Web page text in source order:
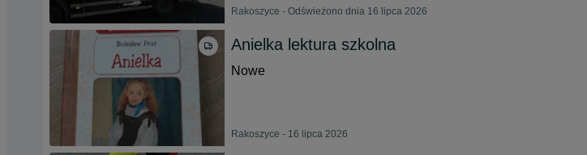
Rakoszyce - Odświeżono dnia 16 lipca 2026
Anielka lektura szkolna
Nowe
Rakoszyce - 16 lipca 2026